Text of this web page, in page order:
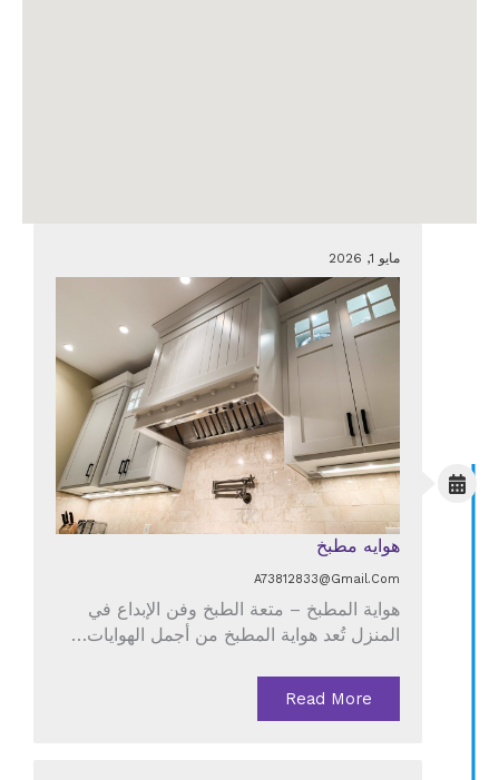
مايو 1, 2026
هوايه مطبخ
A73812833@gmail.com
هواية المطبخ – متعة الطبخ وفن الإبداع في
المنزل تُعد هواية المطبخ من أجمل الهوايات…
Read More